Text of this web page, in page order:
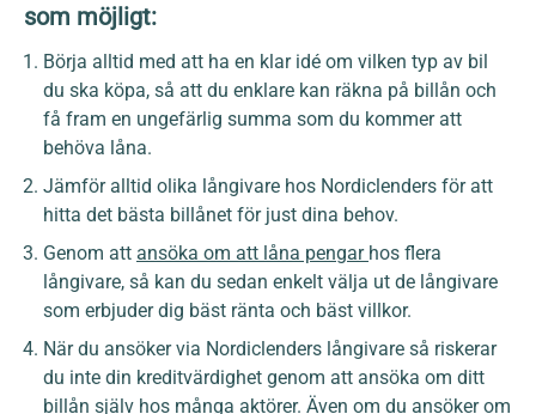
som möjligt:
Börja alltid med att ha en klar idé om vilken typ av bil
du ska köpa, så att du enklare kan räkna på billån och
få fram en ungefärlig summa som du kommer att
behöva låna.
Jämför alltid olika långivare hos Nordiclenders för att
hitta det bästa billånet för just dina behov.
Genom att ansöka om att låna pengar hos flera
långivare, så kan du sedan enkelt välja ut de långivare
som erbjuder dig bäst ränta och bäst villkor.
När du ansöker via Nordiclenders långivare så riskerar
du inte din kreditvärdighet genom att ansöka om ditt
billån själv hos många aktörer. Även om du ansöker om